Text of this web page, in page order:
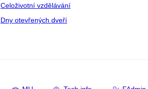
Celoživotní vzdělávání
Dny otevřených dveří